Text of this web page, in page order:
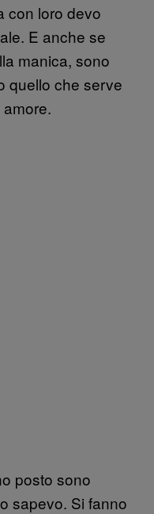
con loro devo
E anche se
manica, sono
quello che serve
posto sono
sapevo. Si fanno